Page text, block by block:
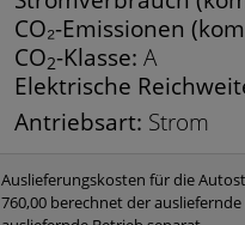
CO₂-Emissionen
CO2-Klasse: A
Elektrische
Antriebsart: Strom
Auslieferungskosten für die
760,00 berechnet der